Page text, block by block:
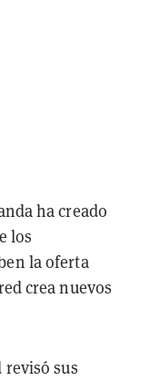
ha creado
los
la oferta
crea nuevos
revisó sus